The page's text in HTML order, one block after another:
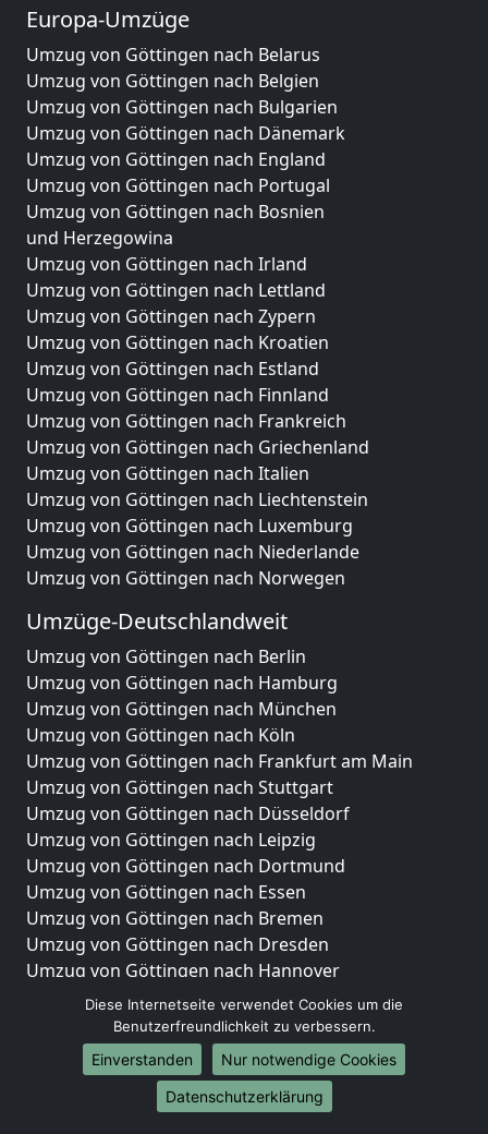
Europa-Umzüge
Umzug von Göttingen nach Belarus
Umzug von Göttingen nach Belgien
Umzug von Göttingen nach Bulgarien
Umzug von Göttingen nach Dänemark
Umzug von Göttingen nach England
Umzug von Göttingen nach Portugal
Umzug von Göttingen nach Bosnien
und Herzegowina
Umzug von Göttingen nach Irland
Umzug von Göttingen nach Lettland
Umzug von Göttingen nach Zypern
Umzug von Göttingen nach Kroatien
Umzug von Göttingen nach Estland
Umzug von Göttingen nach Finnland
Umzug von Göttingen nach Frankreich
Umzug von Göttingen nach Griechenland
Umzug von Göttingen nach Italien
Umzug von Göttingen nach Liechtenstein
Umzug von Göttingen nach Luxemburg
Umzug von Göttingen nach Niederlande
Umzug von Göttingen nach Norwegen
Umzüge-Deutschlandweit
Umzug von Göttingen nach Berlin
Umzug von Göttingen nach Hamburg
Umzug von Göttingen nach München
Umzug von Göttingen nach Köln
Umzug von Göttingen nach Frankfurt am Main
Umzug von Göttingen nach Stuttgart
Umzug von Göttingen nach Düsseldorf
Umzug von Göttingen nach Leipzig
Umzug von Göttingen nach Dortmund
Umzug von Göttingen nach Essen
Umzug von Göttingen nach Bremen
Umzug von Göttingen nach Dresden
Umzug von Göttingen nach Hannover
Umzug von Göttingen nach Nürnberg
Umzug von Göttingen nach Duisburg
Umzug von Göttingen nach Bochum
Umzug von Göttingen nach Wuppertal
Umzug von Göttingen nach Bielefeld
Diese Internetseite verwendet Cookies um die
Benutzerfreundlichkeit zu verbessern.
Einverstanden
Nur notwendige Cookies
Datenschutzerklärung